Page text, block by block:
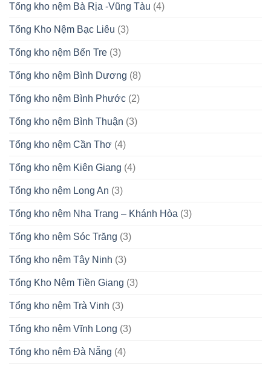
Tổng kho nệm Bà Rịa -Vũng Tàu (4)
Tổng Kho Nệm Bạc Liêu (3)
Tổng kho nệm Bến Tre (3)
Tổng kho nệm Bình Dương (8)
Tổng kho nệm Bình Phước (2)
Tổng kho nệm Bình Thuận (3)
Tổng kho nệm Cần Thơ (4)
Tổng kho nệm Kiên Giang (4)
Tổng kho nệm Long An (3)
Tổng kho nệm Nha Trang – Khánh Hòa (3)
Tổng kho nệm Sóc Trăng (3)
Tổng kho nệm Tây Ninh (3)
Tổng Kho Nệm Tiền Giang (3)
Tổng kho nệm Trà Vinh (3)
Tổng kho nệm Vĩnh Long (3)
Tổng kho nệm Đà Nẵng (4)